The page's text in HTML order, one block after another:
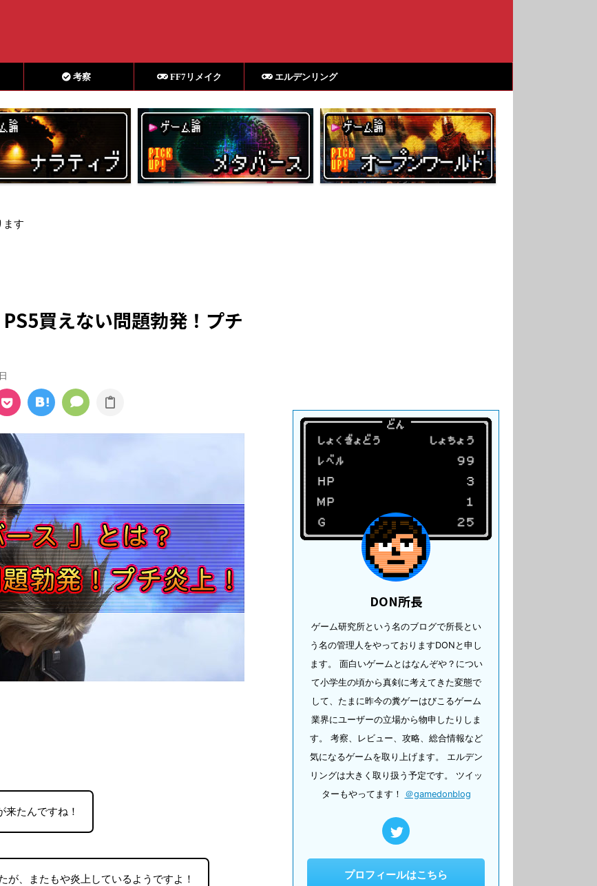
考察 FF7リメイク エルデンリング
ます
PS5買えない問題勃発！プチ
たんですね！
が、またもや炎上しているようですよ！
DON所長
ゲーム研究所という名のブログで所長とい
う名の管理人をやっておりますDONと申し
ます。 面白いゲームとはなんぞや？につい
て小学生の頃から真剣に考えてきた変態で
して、たまに昨今の糞ゲーはびこるゲーム
業界にユーザーの立場から物申したりしま
す。 考察、レビュー、攻略、総合情報など
気になるゲームを取り上げます。 エルデン
リングは大きく取り扱う予定です。 ツイッ
ターもやってます！ ＠gamedonblog
プロフィールはこちら